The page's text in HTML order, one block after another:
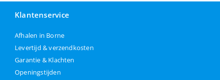
Klantenservice
Afhalen in Borne
Levertijd & verzendkosten
Garantie & Klachten
Openingstijden